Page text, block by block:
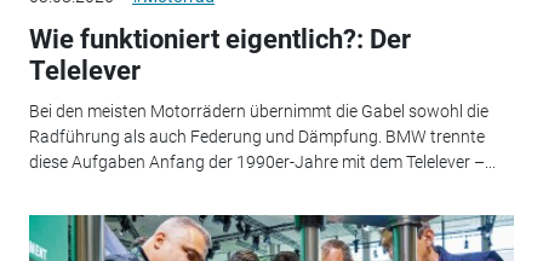
Wie funktioniert eigentlich?: Der
Telelever
Bei den meisten Motorrädern übernimmt die Gabel sowohl die
Radführung als auch Federung und Dämpfung. BMW trennte
diese Aufgaben Anfang der 1990er-Jahre mit dem Telelever –...